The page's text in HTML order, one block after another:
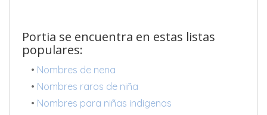
Portia se encuentra en estas listas
populares:
• Nombres de nena
• Nombres raros de niña
• Nombres para niñas indigenas